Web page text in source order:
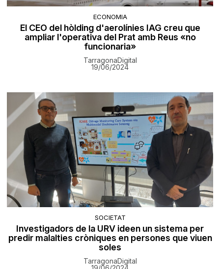
ECONOMIA
El CEO del hòlding d'aerolínies IAG creu que
ampliar l'operativa del Prat amb Reus «no
funcionaria»
TarragonaDigital
19/06/2024
SOCIETAT
Investigadors de la URV ideen un sistema per
predir malalties cròniques en persones que viuen
soles
TarragonaDigital